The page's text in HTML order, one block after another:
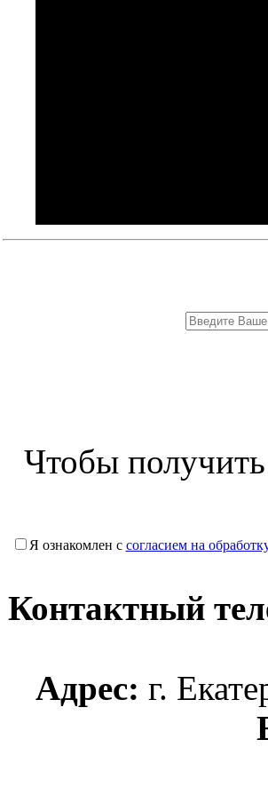
Чтобы
Я ознакомлен с согласием на
Контактный
Адрес: г.